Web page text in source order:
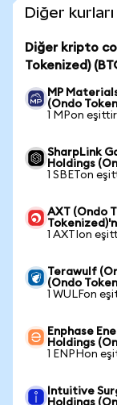
Diğer
Diğer kripto
Tokenized)
MP
(Ondo
1 MPon
SharpLink
Holdings
1 SBETon
AXT (Ondo
1 AXTIon
Terawulf
(Ondo
1 WULFon
Enphase
Holdings
1 ENPHon
Intuitive
Holdings